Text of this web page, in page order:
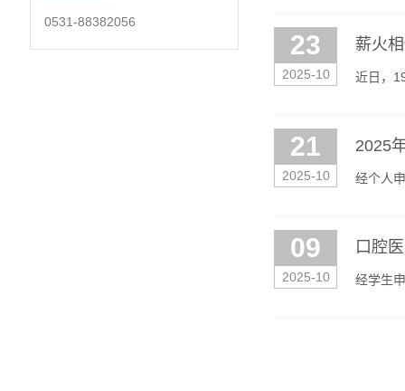
0531-88382056
23
2025-10
薪火
近日，
21
2025-10
2025
经个人
09
2025-10
口腔
经学生